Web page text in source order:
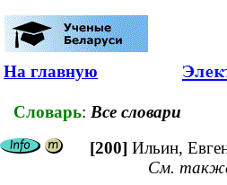
На главную
Словарь: Все словари
[200] Ильин,
См.